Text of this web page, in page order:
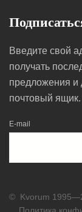
Введите свой
получать
предложения
почтовый ящик.
E-mail
© Kvorum
Политика